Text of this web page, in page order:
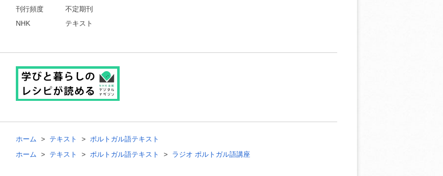
刊行頻度
不定期刊
NHK
テキスト
ホーム テキスト
ポルトガル語テキスト
ホーム
テキスト ポルトガル語テキスト ラジオ ポルトガル語講座